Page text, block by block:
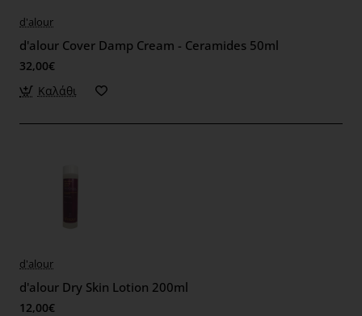
d'alour
d'alour Cover Damp Cream - Ceramides 50ml
32,00€
Καλάθι
d'alour
d'alour Dry Skin Lotion 200ml
12,00€